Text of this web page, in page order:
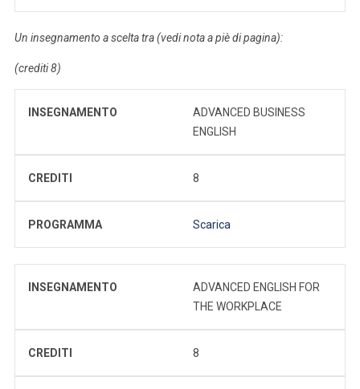
Un insegnamento a scelta tra (vedi nota a piè di pagina):
(crediti 8)
INSEGNAMENTO
ADVANCED BUSINESS
ENGLISH
CREDITI 8
PROGRAMMA Scarica
INSEGNAMENTO
ADVANCED ENGLISH FOR
THE WORKPLACE
CREDITI 8